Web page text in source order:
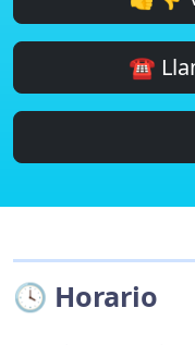
☎️
🕓 Horario